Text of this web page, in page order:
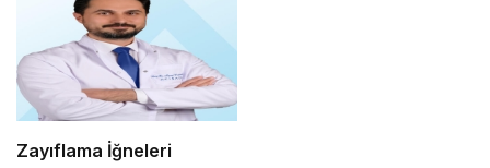
Zayıflama İğneleri